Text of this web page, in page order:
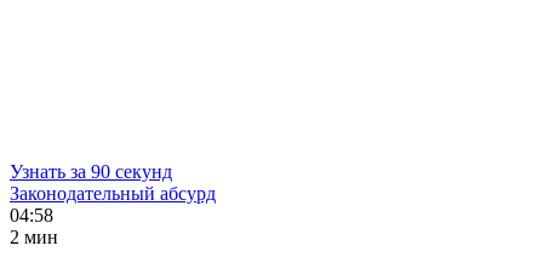
Узнать за 90 секунд
Законодательный абсурд
04:58
2 мин